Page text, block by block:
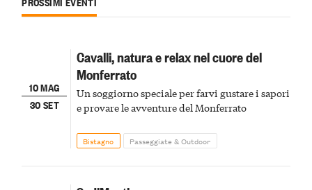
10 MAG
30 SET
Cavalli, natura e relax nel cuore del
Monferrato
Un soggiorno speciale per farvi gustare i sapori
e provare le avventure del Monferrato
Bistagno Passeggiate & Outdoor